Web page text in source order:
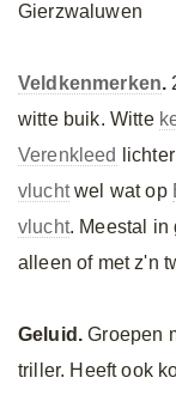
Gierzwaluwen
Veldkenmerken.
witte buik. Witte
Verenkleed
vluchtwel wat op
vlucht. Meestal in
alleen of met z'n
Geluid. Groepen
triller. Heeft ook